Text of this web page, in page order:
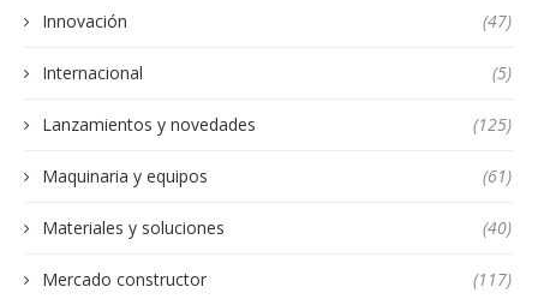
Innovación (47)
Internacional (5)
Lanzamientos y novedades (125)
Maquinaria y equipos (61)
Materiales y soluciones (40)
Mercado constructor (117)